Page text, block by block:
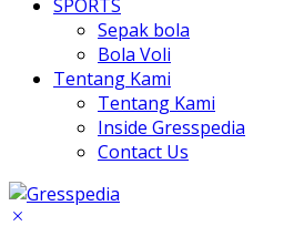
SPORTS
Sepak bola
Bola Voli
Tentang Kami
Tentang Kami
Inside Gresspedia
Contact Us